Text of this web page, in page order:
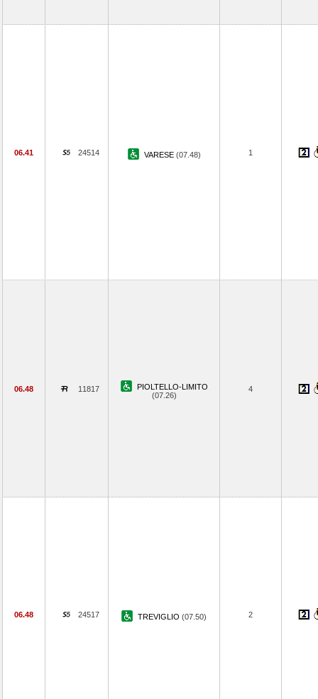
06.41 24514 VARESE (07.48) 1
06.48 11817
PIOLTELLO-LIMITO
(07.26)
4
06.48 24517 TREVIGLIO (07.50) 2